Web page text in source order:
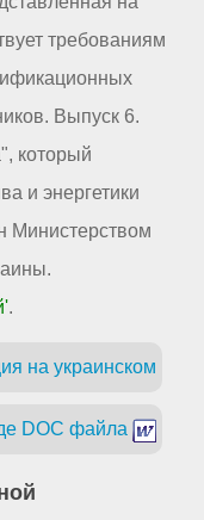
требованиям
Выпуск 6.
который
и энергетики
Министерством
.
на украинском
DOC файла